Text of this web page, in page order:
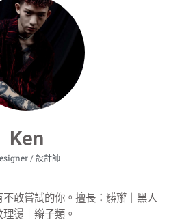
Ken
/ 設計師
敢嘗試的你。擅長：髒辮｜黑人
燙｜辮子類。